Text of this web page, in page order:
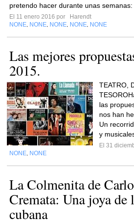
pretendo hacer durante unas semanas:
El 11 enero 2016 por
Harendt
NONE NONE NONE NONE NONE
Las mejores
2015.
TEATRO,
las
nos han
Un
y
El 31
NONE NONE
La Colmenita de
Cremata: Una joya de
cubana